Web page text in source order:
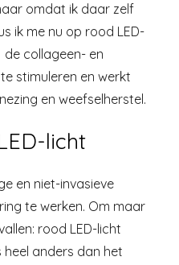
omdat ik daar zelf
ik me nu op rood LED-
collageen- en
stimuleren en werkt
en weefselherstel.
licht
en niet-invasieve
te werken. Om maar
rood LED-licht
heel anders dan het